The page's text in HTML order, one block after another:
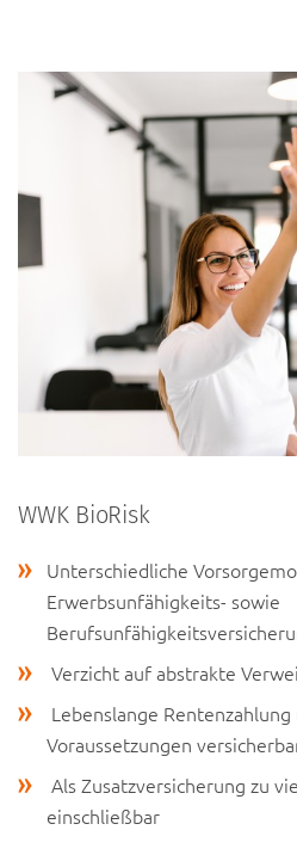
WWK BioRisk
Unterschiedliche
Erwerbsunfähigkeits- sowie
Verzicht auf abstrakte
Lebenslange
Voraussetzungen
Als Zusatzversicherung zu
einschließbar